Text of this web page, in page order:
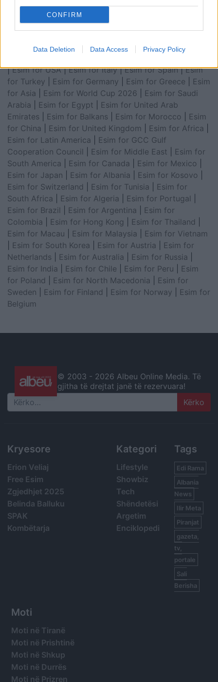
CONFIRM
Data Deletion Data Access Privacy Policy
|Esim for USA|Esim for Italy|Esim for Spain|Esim
for Turkey
Esim for Germany Esim for Greece
Esim
for Asia
Esim for World Cup 2026
Esim for Saudi
Arabia
Esim for Egypt
Esim for United Arab
Emirates
Esim for Balkans Esim for Morocco
Esim
for China
Esim for United Kingdom Esim for Africa
Esim for Latin America
Esim for GCC Gulf
Cooperation Council
Esim for Middle East
Esim for
South America
Esim for Canada Esim for Mexico
Esim for Japan
Esim for Albania Esim for Kosovo
Esim for Switzerland
Esim for Tunisia
Esim for
South Africa
Esim for Algeria Esim for Portugal
Esim for Brazil
Esim for Argentina
Esim for
Colombia
Esim for Hong Kong Esim for Thailand
Esim for Macau
Esim for Malaysia
Esim for Vietnam
Esim for South Korea Esim for Austria
Esim for
Netherlands
Esim for Australia Esim for Russia
Esim for India
Esim for Chile Esim for Peru
Esim
for Poland
Esim for North Macedonia
Esim for
Sweden
Esim for Finland Esim for Norway
Esim for
Belgium
© 2003 - 2026 Albeu Online Media. Të
gjitha të drejtat janë të rezervuara!
Search
Kryesore
Erion Veliaj
Free Esim
Zgjedhjet 2025
Belinda Balluku
SPAK
Kombëtarja
Kategori
Lifestyle
Showbiz
Tech
Shëndetësi
Argetim
Enciklopedi
Tags
Edi Rama
Albania
News
Ilir Meta
Piranjat
gazeta,
tv,
portale
Sali
Berisha
Moti
Moti në Tiranë
Moti në Prishtinë
Moti në Shkup
Moti në Durrës
Moti në Prizren